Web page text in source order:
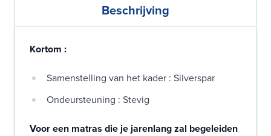
Beschrijving
Kortom :
Samenstelling van het kader : Silverspar
Ondeursteuning : Stevig
Voor een matras die je jarenlang zal begeleiden